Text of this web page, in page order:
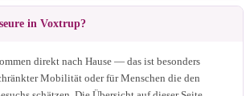
in Voxtrup?
direkt nach Hause — das ist besonders
Mobilität oder für Menschen die den